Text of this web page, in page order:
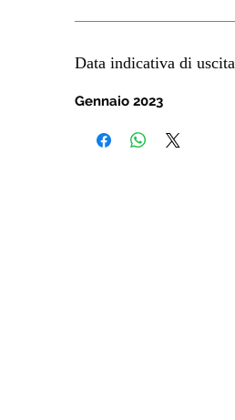
Data indicativa di uscita
Gennaio 2023